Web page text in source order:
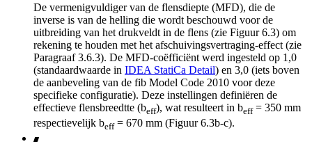
De vermenigvuldiger van de flensdiepte (MFD), die de
inverse is van de helling die wordt beschouwd voor de
uitbreiding van het drukveldt in de flens (zie Figuur 6.3) om
rekening te houden met het afschuivingsvertraging-effect (zie
Paragraaf 3.6.3). De MFD-coëfficiënt werd ingesteld op 1,0
(standaardwaarde in IDEA StatiCa Detail) en 3,0 (iets boven
de aanbeveling van de fib Model Code 2010 voor deze
specifieke configuratie). Deze instellingen definiëren de
effectieve flensbreedtte (beff), wat resulteert in beff= 350 mm
respectievelijk beff= 670 mm (Figuur 6.3b-c).